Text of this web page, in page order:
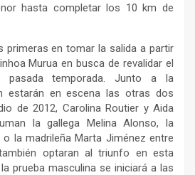
hasta completar los 10 km de
primeras en tomar la salida a partir
Murua en busca de revalidar el
pasada temporada. Junto a la
estarán en escena las otras dos
de 2012, Carolina Routier y Aida
la gallega Melina Alonso, la
la madrileña Marta Jiménez entre
optaran al triunfo en esta
prueba masculina se iniciará a las